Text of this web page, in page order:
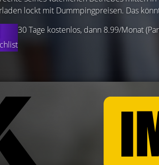
30 Tage kostenlos, dann 8.99/Monat
lockt mit Dummpingpreisen. Das